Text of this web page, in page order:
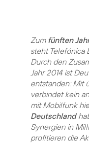
Zum fünften
steht Telefónica
Durch den
Jahr 2014 ist
entstanden: Mit
verbindet kein
mit Mobilfunk
Deutschlandhat
Synergien in
profitieren die